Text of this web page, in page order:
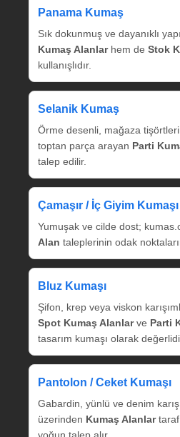
Panama Kumaş
Sık dokunmuş ve dayanıklı
Kumaş Alanlarhem de Stok
kullanışlıdır.
Selanik Kumaş
Örme desenli, mağaza
toptan parça arayan Parti
talep edilir.
Çamaşır / İç Giyim Kumaşı
Yumuşak ve cilde dost;
Alan taleplerinin odak
Bluz Kumaşı
Şifon, krep veya viskon
Spot Kumaş Alanlarve Parti
tasarım kumaşı olarak
Pantolon / Ceket Kumaşı
Gabardin, yünlü ve denim
üzerinden Kumaş Alanlar